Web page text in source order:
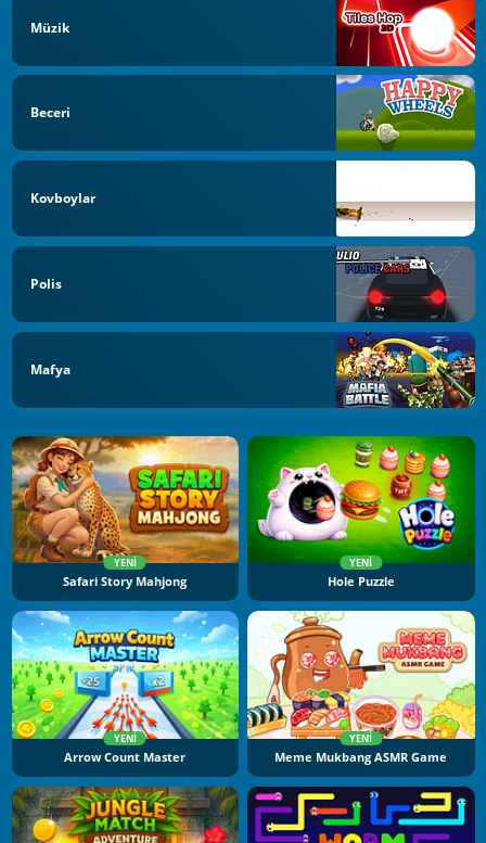
Müzik
Beceri
Kovboylar
Polis
Mafya
YENI
Safari Story Mahjong
YENI
Hole Puzzle
YENI
Arrow Count Master
YENI
Meme Mukbang ASMR Game